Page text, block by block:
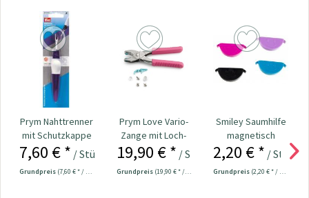
Prym Nahttrenner
mit Schutzkappe
13,5 cm Nr....
7,60 € * / Stück
Grundpreis (7,60 € * / 1 Stück)
Prym Love Vario-
Zange mit Loch-
Snaps
Werkzeug...
19,90 € * / Stück
Grundpreis (19,90 € * / 1 Stück)
Smiley Saumhilfe
magnetisch
2,20 € * / Stück
Grundpreis (2,20 € * / 1 Stück)